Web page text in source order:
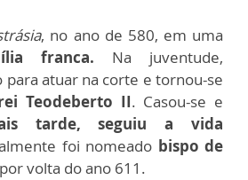
, no ano de 580, em uma
franca. Na juventude,
atuar na corte e tornou-se
Teodeberto II. Casou-se e
tarde, seguiu a vida
foi nomeado bispo de
volta do ano 611.